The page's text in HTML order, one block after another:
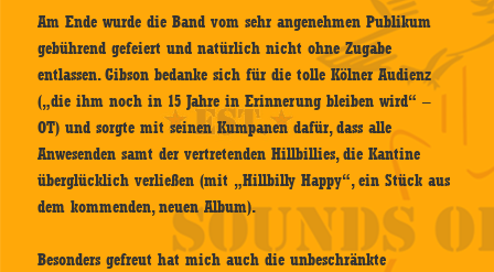
Am Ende wurde die Band vom sehr angenehmen Publikum
gebührend gefeiert und natürlich nicht ohne Zugabe
entlassen. Gibson bedanke sich für die tolle Kölner Audienz
(„die ihm noch in 15 Jahre in Erinnerung bleiben wird“ –
OT) und sorgte mit seinen Kumpanen dafür, dass alle
Anwesenden samt der vertretenden Hillbillies, die Kantine
überglücklich verließen (mit „Hillbilly Happy“, ein Stück aus
dem kommenden, neuen Album).
Besonders gefreut hat mich auch die unbeschränkte